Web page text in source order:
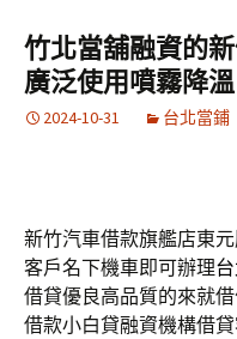
竹北當舖融資的
廣泛使用噴霧降溫
2024-10-31 台北當鋪
新竹汽車借款旗艦店東
客戶名下機車即可辦理
借貸優良高品質的來就
借款小白貸融資機構借